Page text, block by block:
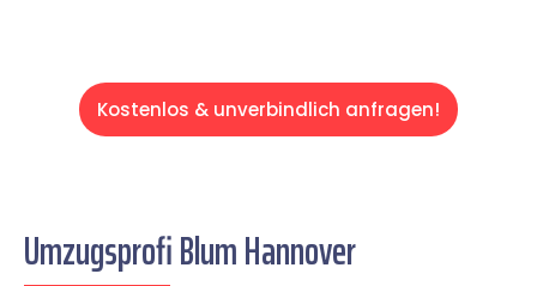
Kostenlos & unverbindlich anfragen!
Umzugsprofi Blum Hannover